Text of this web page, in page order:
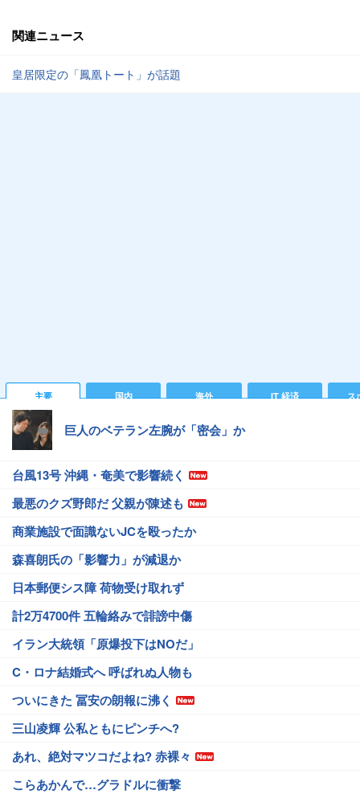
関連ニュース
皇居限定の「鳳凰トート」が話題
主要 国内 海外 IT 経済 ス
巨人のベテラン左腕が「密会」か
台風13号 沖縄・奄美で影響続く
最悪のクズ野郎だ 父親が陳述も
商業施設で面識ないJCを殴ったか
森喜朗氏の「影響力」が減退か
日本郵便シス障 荷物受け取れず
計2万4700件 五輪絡みで誹謗中傷
イラン大統領「原爆投下はNOだ」
C・ロナ結婚式へ 呼ばれぬ人物も
ついにきた 冨安の朗報に沸く
三山凌輝 公私ともにピンチへ?
あれ、絶対マツコだよね? 赤裸々
こらあかんで…グラドルに衝撃